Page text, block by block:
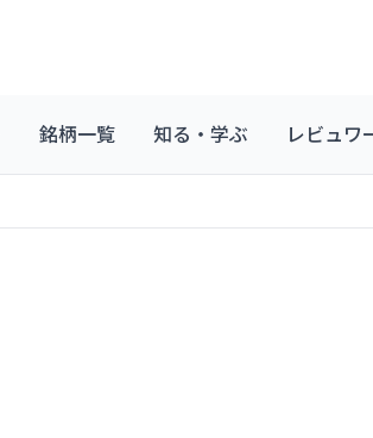
銘柄一覧 知る・学ぶ レビュワ